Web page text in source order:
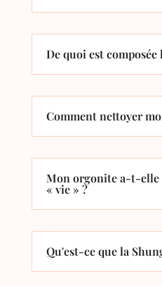
De quoi est composée
Comment nettoyer
Mon orgonite a-t-elle
« vie » ?
Qu'est-ce que la